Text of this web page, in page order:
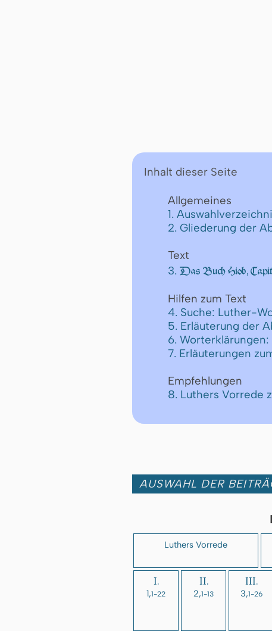
Inhalt dieser Seite
Allgemeines
1.
2. Gliederung der
Text
3. Das Buch Hiob,
Hilfen zum Text
4. Suche: Luther-
5. Erläuterung der
6.
7. Erläuterungen
Empfehlungen
8. Luthers Vorrede
AUSWAHL DER
Luthers Vorrede
I.
1,1-22
II.
2,1-13
III.
3,1-26